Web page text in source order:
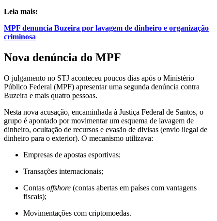
Leia mais:
MPF denuncia Buzeira por lavagem de dinheiro e organização
criminosa
Nova denúncia do MPF
O julgamento no STJ aconteceu poucos dias após o Ministério
Público Federal (MPF) apresentar uma segunda denúncia contra
Buzeira e mais quatro pessoas.
Nesta nova acusação, encaminhada à Justiça Federal de Santos, o
grupo é apontado por movimentar um esquema de lavagem de
dinheiro, ocultação de recursos e evasão de divisas (envio ilegal de
dinheiro para o exterior). O mecanismo utilizava:
Empresas de apostas esportivas;
Transações internacionais;
Contas offshore (contas abertas em países com vantagens
fiscais);
Movimentações com criptomoedas.